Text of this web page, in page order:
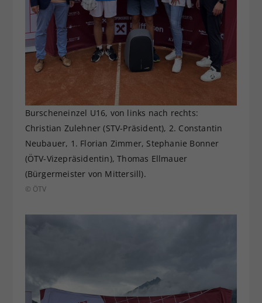
Burscheneinzel U16, von links nach rechts:
Christian Zulehner (STV-Präsident), 2. Constantin
Neubauer, 1. Florian Zimmer, Stephanie Bonner
(ÖTV-Vizepräsidentin), Thomas Ellmauer
(Bürgermeister von Mittersill).
© ÖTV